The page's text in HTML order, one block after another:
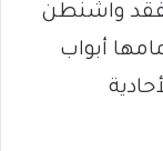
تُفقد واشنطن
أبواب